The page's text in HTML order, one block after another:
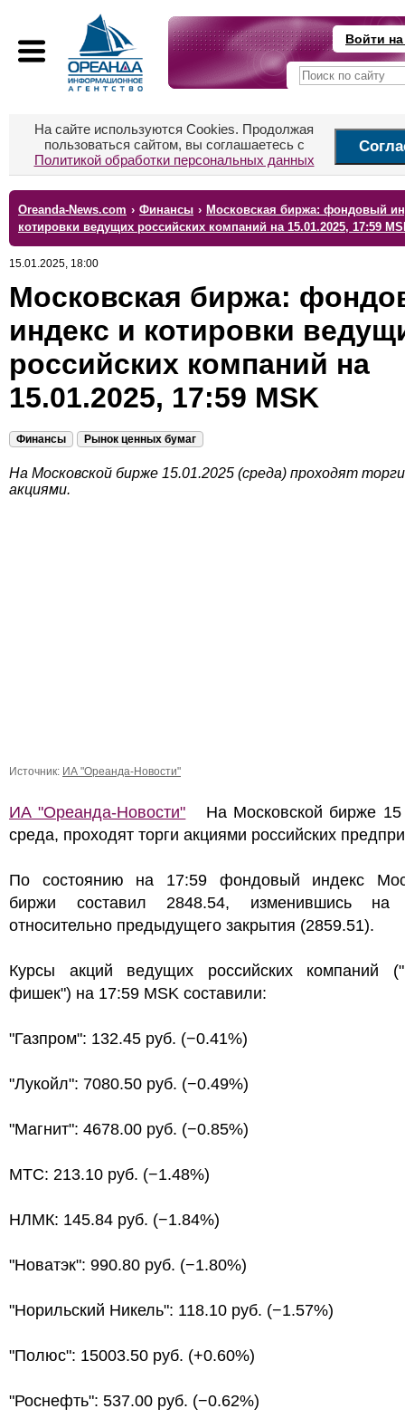
Войти
На сайте используются Cookies. Продолжая
пользоваться сайтом, вы соглашаетесь с
Политикой обработки персональных данных
Oreanda-News.com › Финансы › Московская биржа: фондовый
котировки ведущих российских компаний на 15.01.2025, 17:59
15.01.2025, 18:00
Московская биржа:
индекс и котировки
российских компаний на
15.01.2025, 17:59 MSK
Финансы Рынок ценных бумаг
На Московской бирже 15.01.2025 (среда) проходят торги
акциями.
Источник: ИА "Ореанда-Новости"
ИА "Ореанда-Новости" На Московской бирже 15
среда, проходят торги акциями российских
По состоянию на 17:59 фондовый индекс
биржи составил 2848.54, изменившись на
относительно предыдущего закрытия (2859.51).
Курсы акций ведущих российских компаний
фишек") на 17:59 MSK составили:
"Газпром": 132.45 руб. (−0.41%)
"Лукойл": 7080.50 руб. (−0.49%)
"Магнит": 4678.00 руб. (−0.85%)
МТС: 213.10 руб. (−1.48%)
НЛМК: 145.84 руб. (−1.84%)
"Новатэк": 990.80 руб. (−1.80%)
"Норильский Никель": 118.10 руб. (−1.57%)
"Полюс": 15003.50 руб. (+0.60%)
"Роснефть": 537.00 руб. (−0.62%)